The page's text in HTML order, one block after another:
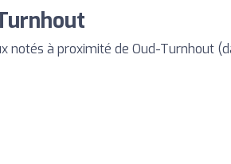
notés à proximité de Oud-Turnhout